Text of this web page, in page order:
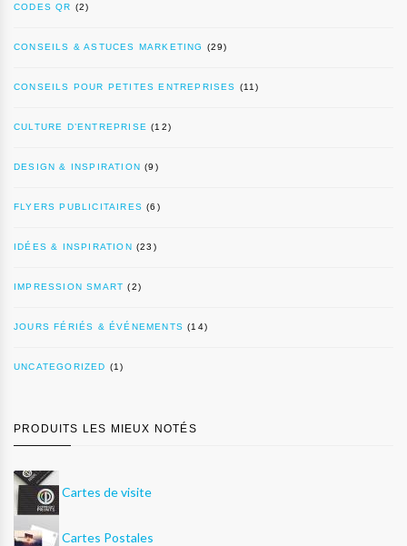
CODES QR (2)
CONSEILS & ASTUCES MARKETING (29)
CONSEILS POUR PETITES ENTREPRISES (11)
CULTURE D’ENTREPRISE (12)
DESIGN & INSPIRATION (9)
FLYERS PUBLICITAIRES (6)
IDÉES & INSPIRATION (23)
IMPRESSION SMART (2)
JOURS FÉRIÉS & ÉVÉNEMENTS (14)
UNCATEGORIZED (1)
PRODUITS LES MIEUX NOTÉS
Cartes de visite
Cartes Postales